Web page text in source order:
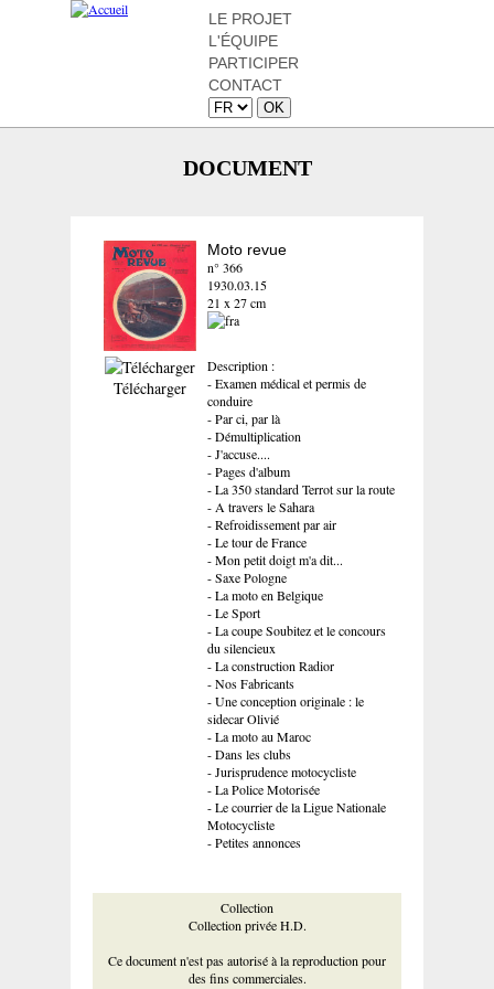
LE PROJET
L'ÉQUIPE
PARTICIPER
CONTACT
DOCUMENT
Moto revue
n° 366
1930.03.15
21 x 27 cm
Télécharger
Description :
- Examen médical et permis de
conduire
- Par ci, par là
- Démultiplication
- J'accuse....
- Pages d'album
- La 350 standard Terrot sur la route
- A travers le Sahara
- Refroidissement par air
- Le tour de France
- Mon petit doigt m'a dit...
- Saxe Pologne
- La moto en Belgique
- Le Sport
- La coupe Soubitez et le concours
du silencieux
- La construction Radior
- Nos Fabricants
- Une conception originale : le
sidecar Olivié
- La moto au Maroc
- Dans les clubs
- Jurisprudence motocycliste
- La Police Motorisée
- Le courrier de la Ligue Nationale
Motocycliste
- Petites annonces
Collection
Collection privée H.D.
Ce document n'est pas autorisé à la reproduction pour
des fins commerciales.